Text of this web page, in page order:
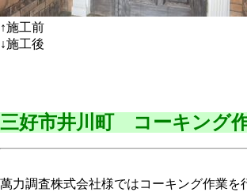
↑施工前
↓施工後
三好市井川町 コーキング
萬力調査株式会社様ではコーキング作業を